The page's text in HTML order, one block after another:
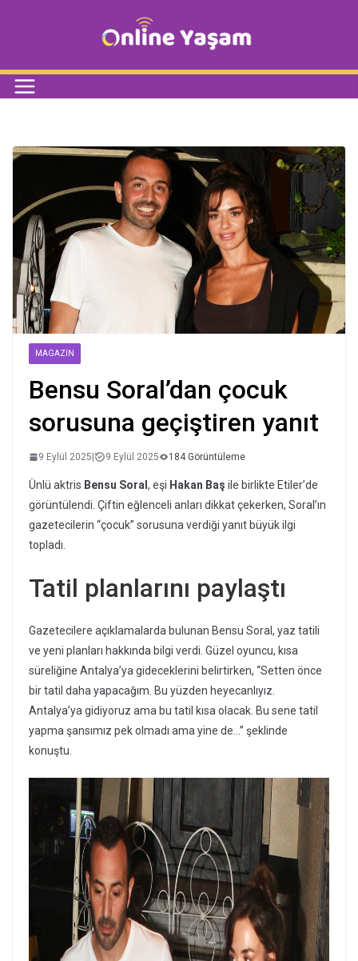
MAGAZIN
Bensu Soral’dan çocuk
sorusuna geçiştiren yanıt
9 Eylül 2025| 9 Eylül 2025 184 Görüntüleme
Ünlü aktris Bensu Soral , eşi Hakan Baş ile birlikte Etiler’de
görüntülendi. Çiftin eğlenceli anları dikkat çekerken, Soral’ın
gazetecilerin “çocuk” sorusuna verdiği yanıt büyük ilgi
topladı.
Tatil planlarını paylaştı
Gazetecilere açıklamalarda bulunan Bensu Soral, yaz tatili
ve yeni planları hakkında bilgi verdi. Güzel oyuncu, kısa
süreliğine Antalya’ya gideceklerini belirtirken, “Setten önce
bir tatil daha yapacağım. Bu yüzden heyecanlıyız.
Antalya’ya gidiyoruz ama bu tatil kısa olacak. Bu sene tatil
yapma şansımız pek olmadı ama yine de…” şeklinde
konuştu.